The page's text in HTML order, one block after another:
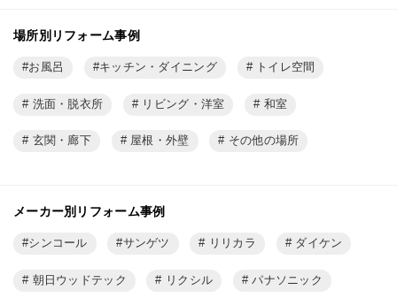
場所別リフォーム事例
お風呂 キッチン・ダイニング トイレ空間
洗面・脱衣所 リビング・洋室 和室
玄関・廊下 屋根・外壁 その他の場所
メーカー別リフォーム事例
シンコール サンゲツ リリカラ ダイケン
朝日ウッドテック リクシル パナソニック